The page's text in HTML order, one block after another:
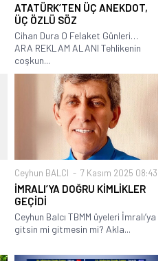
ATATÜRK’TEN ÜÇ ANEKDOT,
ÜÇ ÖZLÜ SÖZ
Cihan Dura O Felaket Günleri…
ARA REKLAM ALANI Tehlikenin
coşkun...
Ceyhun BALCI 7 Kasım 2025 08:43
İMRALI’YA DOĞRU KİMLİKLER
GEÇİDİ
Ceyhun Balcı TBMM üyeleri İmralı’ya
gitsin mi gitmesin mi? Akla...